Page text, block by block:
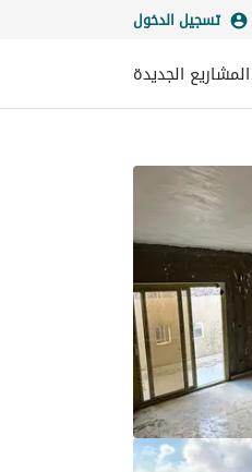
تسجيل الدخول
المشاريع الجديدة